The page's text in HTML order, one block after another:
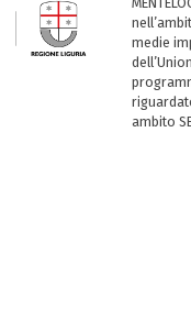
medie
ambito